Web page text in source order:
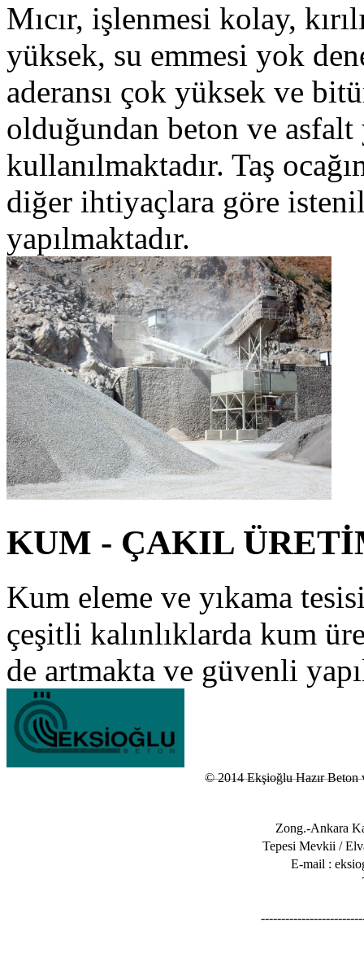
Mıcır, işlenmesi kolay,
yüksek, su emmesi yok
aderansı çok yüksek ve
olduğundan beton ve asfalt
kullanılmaktadır. Taş
diğer ihtiyaçlara göre
yapılmaktadır.
KUM - ÇAKIL
Kum eleme ve yıkama
çeşitli kalınlıklarda kum
de artmakta ve güvenli
© 2014 Ekşioğlu Hazır Beton
Zong.-Ankara
Tepesi Mevkii /
E-mail :